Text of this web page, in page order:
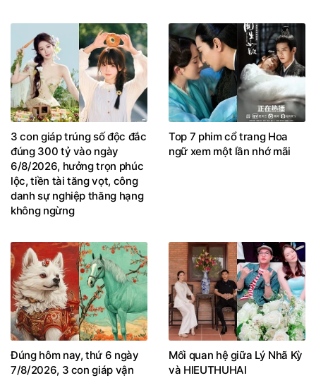
3 con giáp trúng số độc đắc
đúng 300 tỷ vào ngày
6/8/2026, hưởng trọn phúc
lộc, tiền tài tăng vọt, công
danh sự nghiệp thăng hạng
không ngừng
Top 7 phim cổ trang Hoa
ngữ xem một lần nhớ mãi
Đúng hôm nay, thứ 6 ngày
7/8/2026, 3 con giáp vận
Mối quan hệ giữa Lý Nhã Kỳ
và HIEUTHUHAI